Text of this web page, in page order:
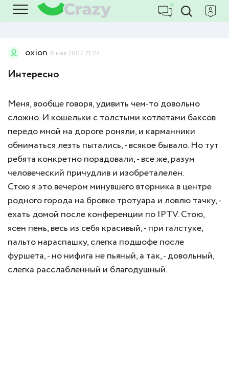
oxion 6 мая 2007 21:24
Интересно
Меня, вообще говоря, удивить чем-то довольно
сложно. И кошельки с толстыми котлетами баксов
передо мной на дороге роняли, и карманники
обниматься лезть пытались, - всякое бывало. Но тут
ребята конкретно порадовали, - все же, разум
человеческий причудлив и изобреталелен.
Стою я это вечером минувшего вторника в центре
родного города на бровке тротуара и ловлю тачку, -
ехать домой после конференции по IPTV. Стою,
ясен пень, весь из себя красивый, - при галстуке,
пальто нараспашку, слегка подшофе после
фуршета, - но нифига не пьяный, а так, - довольный,
слегка расслабленный и благодушный.